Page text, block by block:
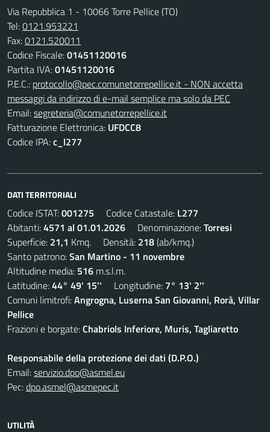
Via Repubblica 1 - 10066 Torre Pellice (TO)
Tel:0121.953221
Fax:0121.520011
Codice Fiscale:01451120016
Partita IVA:01451120016
P.E.C.: protocollo@pec.comunetorrepellice.it - NON accetta
messaggi da indirizzo di e-mail semplice ma solo da PEC
Email:segreteria@comunetorrepellice.it
Fatturazione Elettronica: UFDCC8
Codice IPA:c_l277
DATI TERRITORIALI
Codice ISTAT:001275 Codice Catastale: L277
Abitanti:4571 al 01.01.2026 Denominazione:Torresi
Superficie: 21,1 Kmq. Densità: 218(ab/kmq.)
Santo patrono:San Martino - 11 novembre
Altitudine media: 516 m.s.l.m.
Latitudine:44° 49' 15'' Longitudine: 7° 13' 2''
Comuni limitrofi:Angrogna, Luserna San Giovanni, Rorà, Villar
Pellice
Frazioni e borgate:Chabriols Inferiore, Muris, Tagliaretto
Responsabile della protezione dei dati (D.P.O.)
Email:servizio.dpo@asmel.eu
Pec:dpo.asmel@asmepec.it
UTILITÀ